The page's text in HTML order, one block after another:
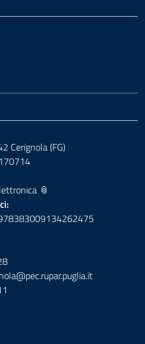
Cerignola (FG)
📎